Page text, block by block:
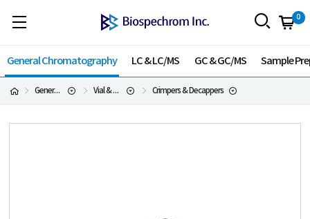
0
General Chromatography LC & LC/MS GC & GC/MS Sample
General Chromatography Vial & Cap Crimpers & Decappers